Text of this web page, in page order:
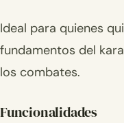
Ideal para quienes
fundamentos del
los combates.
Funcionalidades